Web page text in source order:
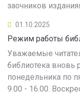
заочников
01.10.2025
Режим работы
Уважаемые
библиотека вновь
понедельника по
9.00 - 16.00.